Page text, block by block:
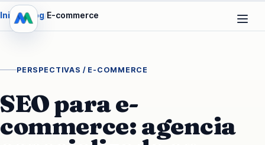
Inicio/Blog/E-commerce
PERSPECTIVAS / E-COMMERCE
SEO para e-
commerce: agencia